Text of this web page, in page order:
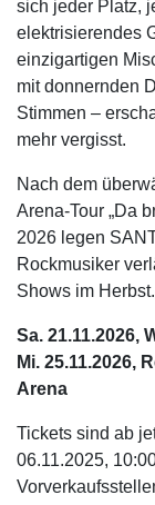
sich jeder Platz,
elektrisierendes
einzigartigen
mit donnernden
Stimmen –
mehr vergisst.
Nach dem
Arena-Tour „Da
2026 legen
Rockmusiker
Shows im Herbst.
Sa. 21.11.2026,
Mi. 25.11.2026,
Arena
Tickets sind ab
06.11.2025,